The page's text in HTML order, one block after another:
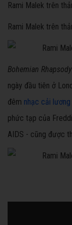
Rami Malek trên
Rami Malek trên
Bohemian Rhapsody
ngày đầu tiên ở
đêm nhạc cải lương
phức tạp của
AIDS - cũng được